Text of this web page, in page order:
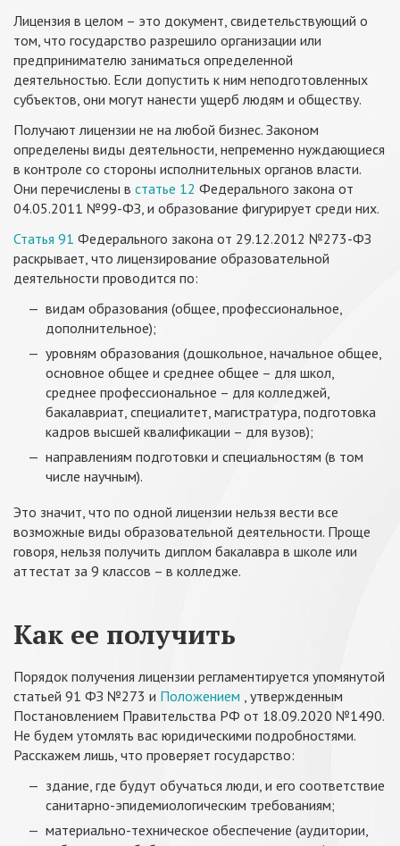
Лицензия в целом – это документ, свидетельствующий о
том, что государство разрешило организации или
предпринимателю заниматься определенной
деятельностью. Если допустить к ним неподготовленных
субъектов, они могут нанести ущерб людям и обществу.
Получают лицензии не на любой бизнес. Законом
определены виды деятельности, непременно нуждающиеся
в контроле со стороны исполнительных органов власти.
Они перечислены в статье 12 Федерального закона от
04.05.2011 №99-ФЗ, и образование фигурирует среди них.
Статья 91 Федерального закона от 29.12.2012 №273-ФЗ
раскрывает, что лицензирование образовательной
деятельности проводится по:
видам образования (общее, профессиональное,
дополнительное);
уровням образования (дошкольное, начальное общее,
основное общее и среднее общее – для школ,
среднее профессиональное – для колледжей,
бакалавриат, специалитет, магистратура, подготовка
кадров высшей квалификации – для вузов);
направлениям подготовки и специальностям (в том
числе научным).
Это значит, что по одной лицензии нельзя вести все
возможные виды образовательной деятельности. Проще
говоря, нельзя получить диплом бакалавра в школе или
аттестат за 9 классов – в колледже.
Как ее получить
Порядок получения лицензии регламентируется упомянутой
статьей 91 ФЗ №273 и Положением , утвержденным
Постановлением Правительства РФ от 18.09.2020 №1490.
Не будем утомлять вас юридическими подробностями.
Расскажем лишь, что проверяет государство:
здание, где будут обучаться люди, и его соответствие
санитарно-эпидемиологическим требованиям;
материально-техническое обеспечение (аудитории,